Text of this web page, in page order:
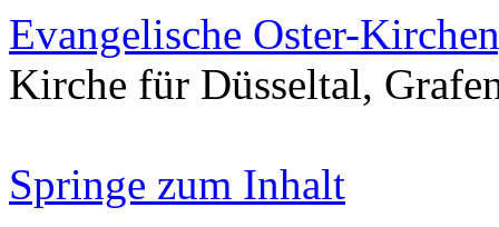
Evangelische Oster-
Kirche für Düsseltal,
Springe zum Inhalt